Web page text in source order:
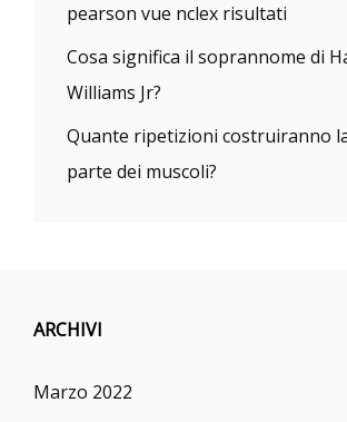
pearson vue nclex risultati
Cosa significa il soprannome di
Williams Jr?
Quante ripetizioni costruiranno
parte dei muscoli?
ARCHIVI
Marzo 2022